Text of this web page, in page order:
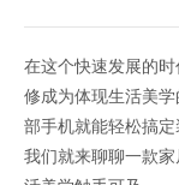
在这个快速发展的
修成为体现生活美
部手机就能轻松搞
我们就来聊聊一款